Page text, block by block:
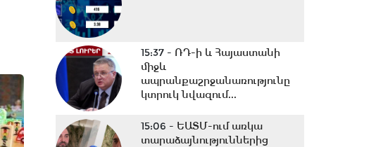
15:37 - ՌԴ-ի և Հայաստանի
միջև
ապրանքաշրջանառությունը
կտրուկ նվազում...
15:06 - ԵԱՏՄ-ում առկա
տարաձայնություններից